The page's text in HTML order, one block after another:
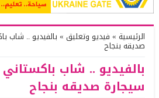
الرئيسية » فيديو وتعليق »بالفيديو .. شاب
صديقه بنجاح
بالفيديو .. شاب
سيجارة صديقه بنجاح